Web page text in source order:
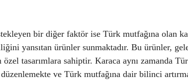
bir diğer faktör ise Türk mutfağına olan
yansıtan ürünler sunmaktadır. Bu ürünler,
tasarımlara sahiptir. Karaca aynı zamanda
ve Türk mutfağına dair bilinci